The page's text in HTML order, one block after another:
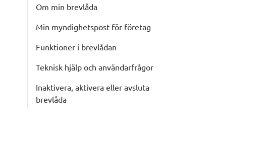
Om min brevlåda
Min myndighetspost för företag
Funktioner i brevlådan
Teknisk hjälp och användarfrågor
Inaktivera, aktivera eller avsluta
brevlåda